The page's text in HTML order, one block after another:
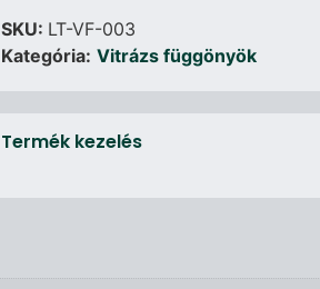
SKU: LT-VF-003
Kategória: Vitrázs függönyök
Termék kezelés